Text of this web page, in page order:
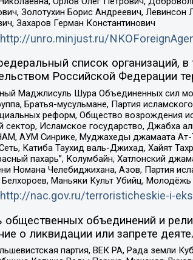
Золотухин Борис Андреевич,
Захаров Герман Константинович
http://unro.minjust.ru/
список организаций,
Российской Федерации
Маджлисуль Шура Объединенных сил
Братья-мусульмане, Партия
реформ, Общество возрождения
Исламское государство, Джабха
АУМ Синрике, Муджахеды джамаата
Катиба Таухид валь-Джихад, Хайят
пахарь”, Колумбайн, Хатлонский
Номана Челебиджихана, Азов, Партия
Маньяки Культ Убийц,
http://nac.gov.ru/terroristicheskie-i-
общественных объединений и
о ликвидации или запрете
партия, ВЕК РА, Рада земли